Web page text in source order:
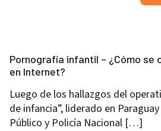
Pornografía infantil – ¿Cómo se
en Internet?
Luego de los hallazgos del
de infancia”, liderado en
Público y Policía Nacional […]